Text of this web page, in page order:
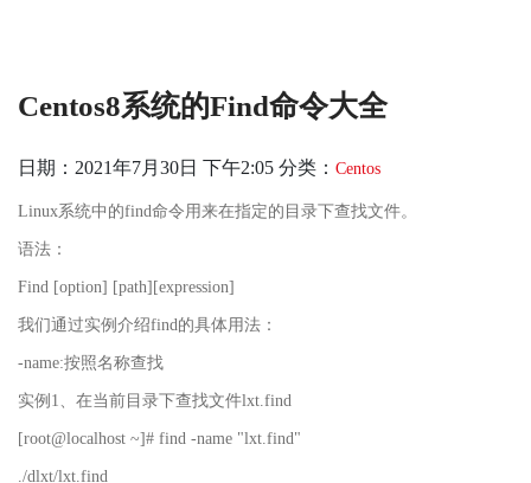
Centos8系统的find命令大全
日期：2021年7月30日 下午2:05 分类： Centos
Linux系统中的find命令用来在指定的目录下查找文件。
语法：
Find [option] [path][expression]
我们通过实例介绍find的具体用法：
-name:按照名称查找
实例1、在当前目录下查找文件lxt.find
[root@localhost ~]# find -name "lxt.find"
./dlxt/lxt.find